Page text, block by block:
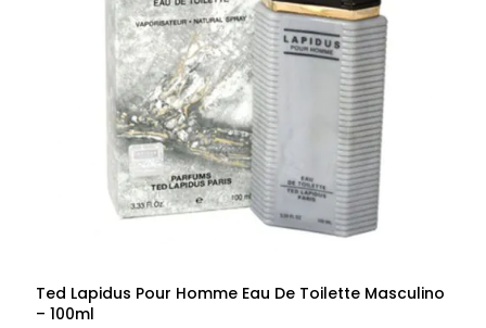
Ted Lapidus Pour Homme Eau De Toilette Masculino
– 100ml